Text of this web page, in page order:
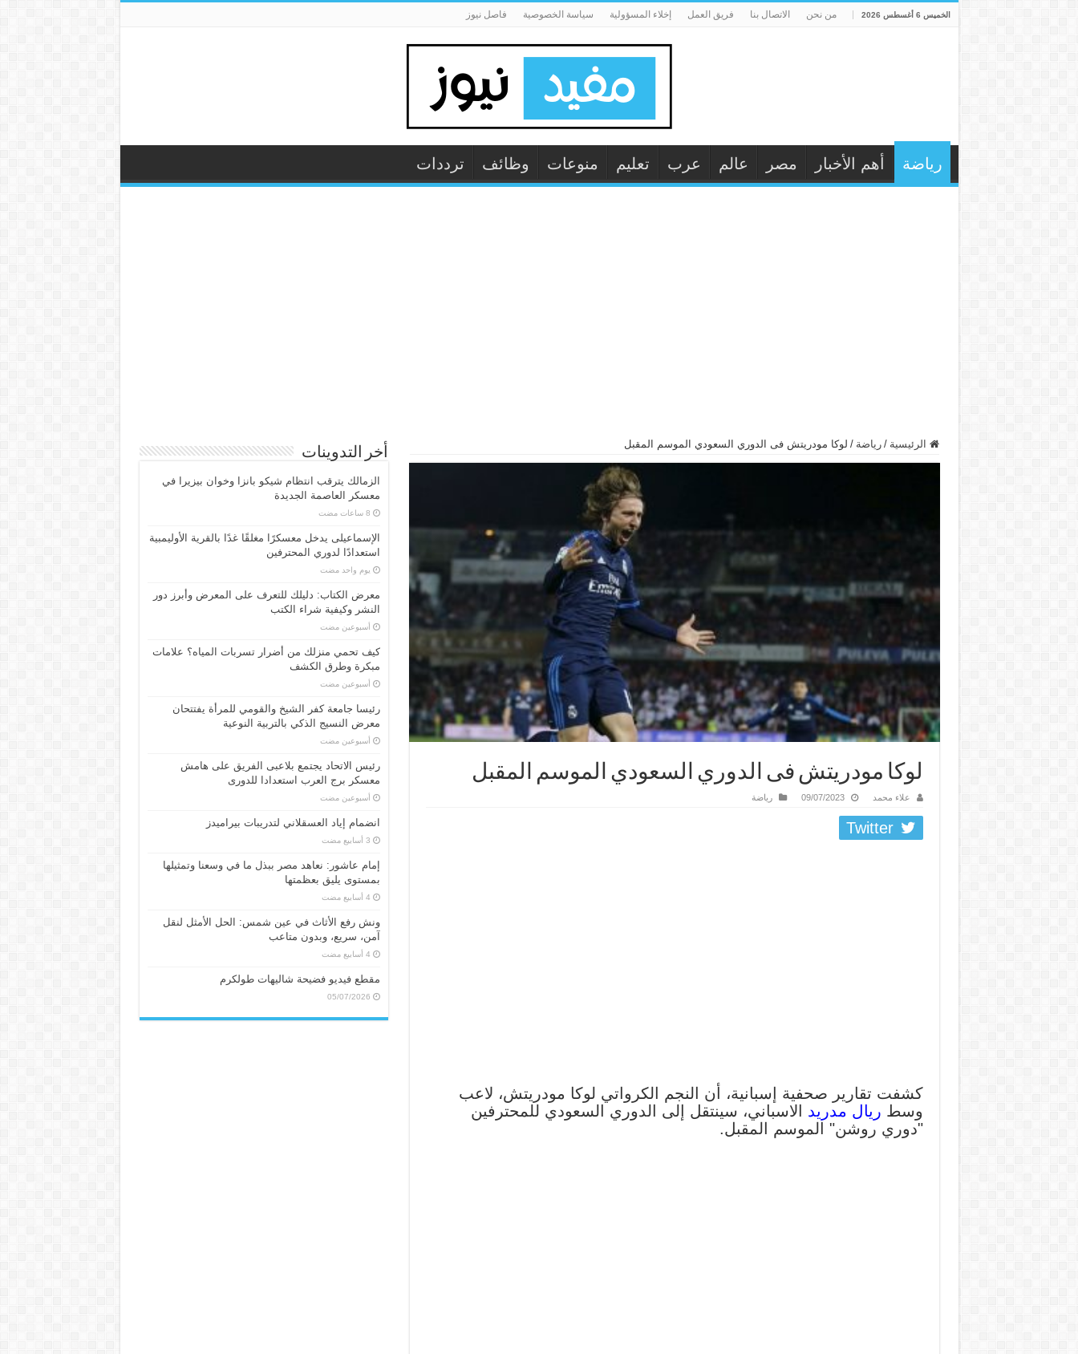
الخميس 6 أغسطس 2026 من نحن الاتصال بنا فريق العمل إخلاء المسؤولية سياسة الخصوصية فاصل نيوز
رياضة أهم الأخبار مصر عالم عرب تعليم منوعات وظائف ترددات
الرئيسية / رياضة / لوكا مودريتش فى الدوري السعودي الموسم المقبل
لوكا مودريتش فى الدوري السعودي الموسم المقبل
علاء محمد 09/07/2023 رياضة
Twitter
كشفت تقارير صحفية إسبانية، أن النجم الكرواتي لوكا مودريتش، لاعب
وسط ريال مدريد الاسباني، سينتقل إلى الدوري السعودي للمحترفين
"دوري روشن" الموسم المقبل.
أخر التدوينات
الزمالك يترقب انتظام شيكو بانزا وخوان بيزيرا في
معسكر العاصمة الجديدة
الإسماعیلی یدخل معسكرًا مغلقًا غدًا بالقرية الأوليمبية
استعدادًا لدوري المحترفين
‏يوم واحد مضت
معرض الكتاب: دليلك للتعرف على المعرض وأبرز دور
النشر وكيفية شراء الكتب
‏أسبوعين مضت
كيف تحمي منزلك من أضرار تسربات المياه؟ علامات
مبكرة وطرق الكشف
‏أسبوعين مضت
رئيسا جامعة كفر الشيخ والقومي للمرأة يفتتحان
معرض النسيج الذكي بالتربية النوعية
‏أسبوعين مضت
رئيس الاتحاد يجتمع بلاعبى الفريق على هامش
معسكر برج العرب استعدادا للدورى
‏أسبوعين مضت
انضمام إياد العسقلاني لتدريبات بيراميدز
إمام عاشور: نعاهد مصر ببذل ما في وسعنا وتمثيلها
بمستوى يليق بعظمتها
ونش رفع الأثاث في عين شمس: الحل الأمثل لنقل
آمن، سريع، وبدون متاعب
مقطع فيديو فضيحة شاليهات طولكرم
05/07/2026